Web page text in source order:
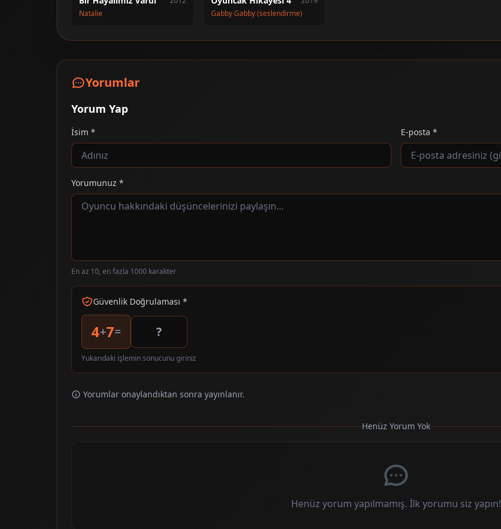
Natalie
Gabby Gabby (seslendirme)
Yorumlar
Yorum Yap
İsim * E-posta *
Yorumunuz *
En az 10, en fazla 1000 karakter
Güvenlik Doğrulaması *
4+7=
Yukarıdaki işlemin sonucunu giriniz
Yorumlar onaylandıktan sonra yayınlanır.
Henüz Yorum Yok
Henüz yorum yapılmamış. İlk yorumu siz yapın!